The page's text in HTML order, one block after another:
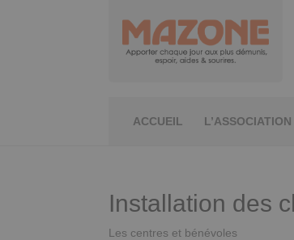
ACCUEIL L’ASSOCIATION
Installation des
Les centres et bénévoles